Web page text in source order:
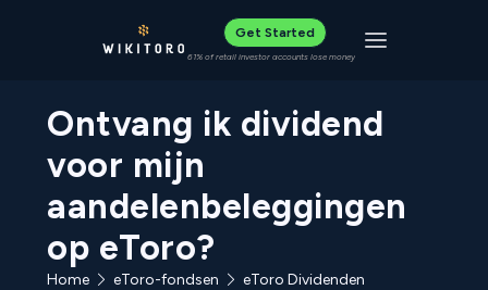
Get Started
61% of retail investor accounts lose money Toggle
Ontvang ik dividend
voor mijn
aandelenbeleggingen
op eToro?
Home eToro-fondsen
eToro Dividenden